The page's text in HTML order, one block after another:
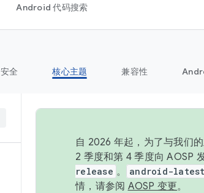
Android 代码搜索
安全 核心主题 兼容性
自 2026 年起，为了与我们
2 季度和第 4 季度向 AOSP
release 。 android-
情，请参阅 AOSP 变更。